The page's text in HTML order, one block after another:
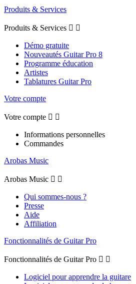
Produits & Services
Produits & Services  
Démo gratuite
Nouveautés Guitar Pro 8
Programme éducation
Artistes
Tablatures Guitar Pro
Votre compte
Votre compte  
Informations personnelles
Commandes
Arobas Music
Arobas Music  
Qui sommes-nous ?
Presse
Aide
Affiliation
Fonctionnalités de Guitar Pro
Fonctionnalités de Guitar Pro  
Logiciel pour apprendre la guitare